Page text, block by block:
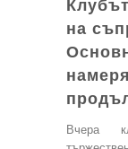
на
Вчера